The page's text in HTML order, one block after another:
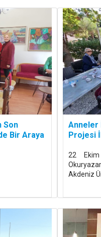
Son
Bir Araya
Anneler
Projesi
22
Akdeniz